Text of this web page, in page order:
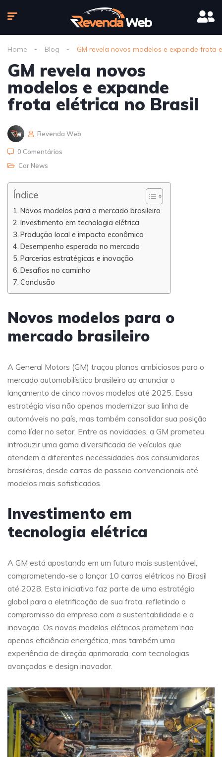
Home Blog GM revela novos modelos e expande frota
GM revela novos
modelos e expande
frota elétrica no Brasil
Revenda Web
0 Comentários
Car News
Índice
Novos modelos para o mercado brasileiro
Investimento em tecnologia elétrica
Produção local e impacto econômico
Desempenho esperado no mercado
Parcerias estratégicas e inovação
Desafios no caminho
Conclusão
Novos modelos para o
mercado brasileiro
A General Motors (GM) traçou planos ambiciosos para o
mercado automobilístico brasileiro ao anunciar o
lançamento de cinco novos modelos até 2025. Essa
estratégia visa não apenas modernizar sua linha de
automóveis no país, mas também consolidar sua posição
como líder no setor. Entre as novidades, a GM prometeu
introduzir uma gama diversificada de veículos que
atendem a diferentes necessidades dos consumidores
brasileiros, desde carros de passeio convencionais até
modelos mais sofisticados.
Investimento em
tecnologia elétrica
A GM está apostando em um futuro mais sustentável,
comprometendo-se a lançar 10 carros elétricos no Brasil
até 2028. Esta iniciativa faz parte de uma estratégia
global para a eletrificação de sua frota, refletindo o
compromisso da empresa com a sustentabilidade e a
inovação. Os novos modelos elétricos prometem não
apenas eficiência energética, mas também uma
experiência de direção aprimorada, com tecnologias
avançadas e design inovador.